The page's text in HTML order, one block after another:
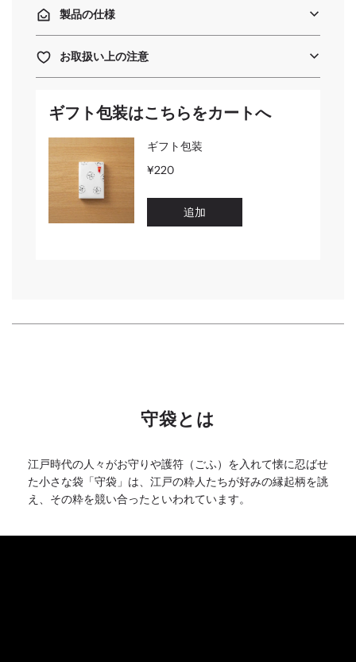
製品の仕様
お取扱い上の注意
ギフト包装はこちらをカートへ
守袋とは
江戸時代の人々がお守りや護符（ごふ）を入れて懐に忍ばせ
た小さな袋「守袋」は、江戸の粋人たちが好みの縁起柄を誂
え、その粋を競い合ったといわれています。